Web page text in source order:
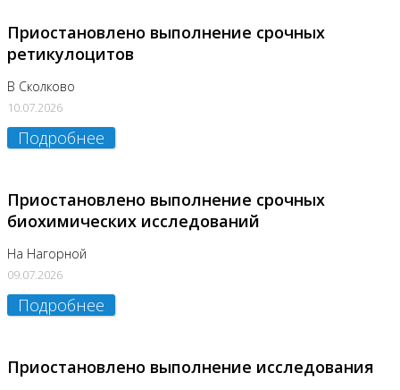
Приостановлено выполнение срочных
ретикулоцитов
В Сколково
10.07.2026
Подробнее
Приостановлено выполнение срочных
биохимических исследований
На Нагорной
09.07.2026
Подробнее
Приостановлено выполнение исследования